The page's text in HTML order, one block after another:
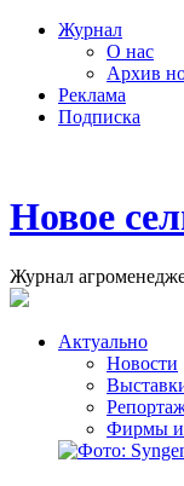
Журнал
О нас
Архив
Реклама
Подписка
Новое
Журнал
Актуально
Новости
Фирмы и